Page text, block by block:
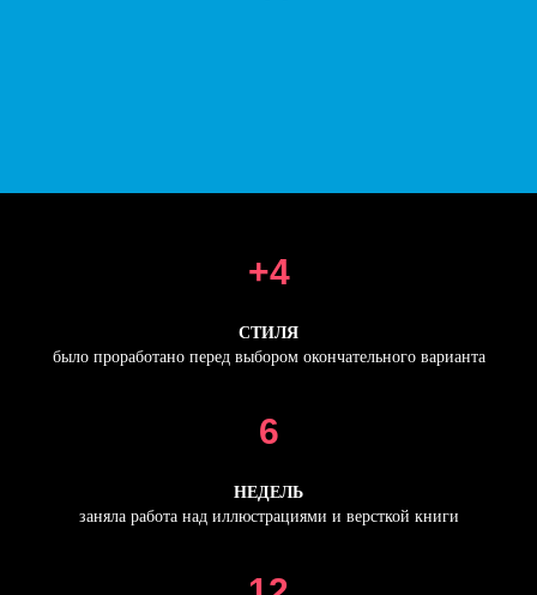
+4
СТИЛЯ
было проработано перед выбором окончательного варианта
6
НЕДЕЛЬ
заняла работа над иллюстрациями и версткой книги